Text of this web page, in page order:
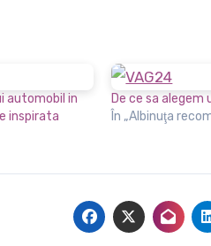
automobil in
inspirata
De ce sa
În „Albinuţa